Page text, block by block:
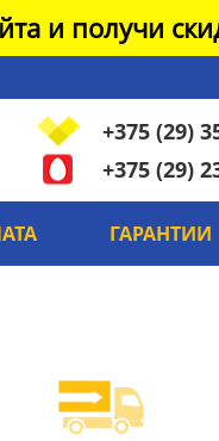
и получи
+375 (29)
+375 (29)
ГАРАНТИИ